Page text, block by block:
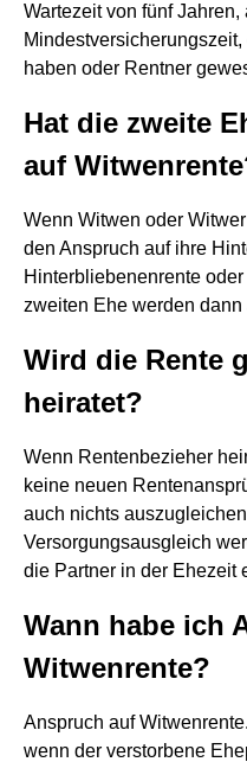
Wartezeit von fünf Jahren,
haben oder Rentner
Hat die zweite
auf
Wenn Witwen oder
den Anspruch auf ihre
Hinterbliebenenrente
zweiten Ehe werden dann
Wird die Rente
heiratet?
Wenn Rentenbezieher
keine neuen
auch nichts
Versorgungsausgleich
die Partner in der Ehezeit
Wann habe ich
Witwenrente?
Anspruch auf
wenn der verstorbene